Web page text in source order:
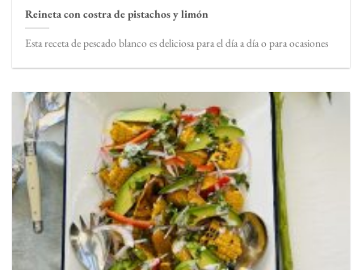
Reineta con costra de pistachos y limón
Esta receta de pescado blanco es deliciosa para el día a día o para ocasiones